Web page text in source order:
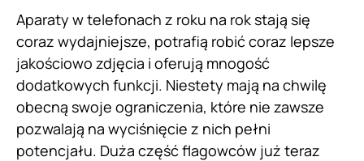
Aparaty w telefonach z roku na rok stają się
coraz wydajniejsze, potrafią robić coraz lepsze
jakościowo zdjęcia i oferują mnogość
dodatkowych funkcji. Niestety mają na chwilę
obecną swoje ograniczenia, które nie zawsze
pozwalają na wyciśnięcie z nich pełni
potencjału. Duża część flagowców już teraz